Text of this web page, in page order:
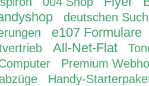
deutschen
e107 Formulare
All-Net-Flat
Premium
Handy-